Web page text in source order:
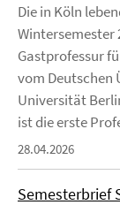
Die in Köln
Wintersemester
Gastprofessur
vom Deutschen
Universität
ist die erste
28.04.2026
Semesterbrief